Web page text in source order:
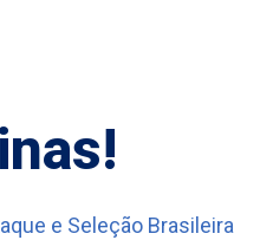
e Seleção Brasileira